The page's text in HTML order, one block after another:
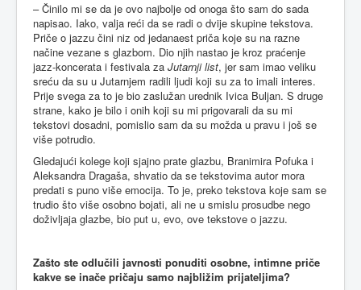
– Činilo mi se da je ovo najbolje od onoga što sam do sada
napisao. Iako, valja reći da se radi o dvije skupine tekstova.
Priče o jazzu čini niz od jedanaest priča koje su na razne
načine vezane s glazbom. Dio njih nastao je kroz praćenje
jazz-koncerata i festivala za Jutarnji list, jer sam imao veliku
sreću da su u Jutarnjem radili ljudi koji su za to imali interes.
Prije svega za to je bio zaslužan urednik Ivica Buljan. S druge
strane, kako je bilo i onih koji su mi prigovarali da su mi
tekstovi dosadni, pomislio sam da su možda u pravu i još se
više potrudio.
Gledajući kolege koji sjajno prate glazbu, Branimira Pofuka i
Aleksandra Dragaša, shvatio da se tekstovima autor mora
predati s puno više emocija. To je, preko tekstova koje sam se
trudio što više osobno bojati, ali ne u smislu prosudbe nego
doživljaja glazbe, bio put u, evo, ove tekstove o jazzu.
Zašto ste odlučili javnosti ponuditi osobne, intimne priče
kakve se inače pričaju samo najbližim prijateljima?